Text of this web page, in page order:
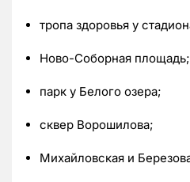
тропа здоровья у
Ново-Соборная площадь;
парк у Белого озера;
сквер Ворошилова;
Михайловская и